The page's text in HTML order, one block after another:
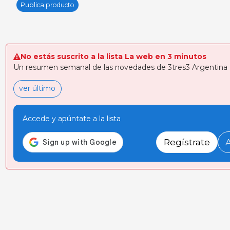
Publica producto
No estás suscrito a la lista La web en 3 minutos
Un resumen semanal de las novedades de 3tres3 Argentina
ver último
Accede y apúntate a la lista
Regístrate